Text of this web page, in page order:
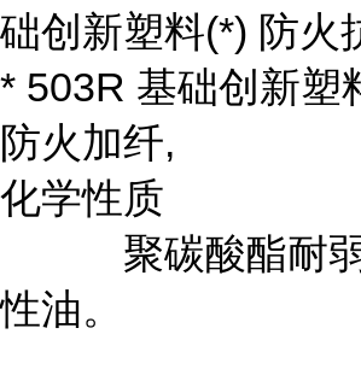
础创新塑料(*) 防火
* 503R 基础创新塑
防火加纤,
化学性质
聚碳酸酯耐弱
性油。